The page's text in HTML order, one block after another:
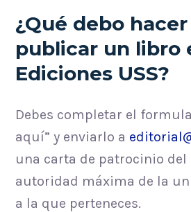
¿Qué debo
publicar un libro
Ediciones USS?
Debes completar el
aquí” y enviarlo a
una carta de patrocinio del
autoridad máxima de la
a la que perteneces.